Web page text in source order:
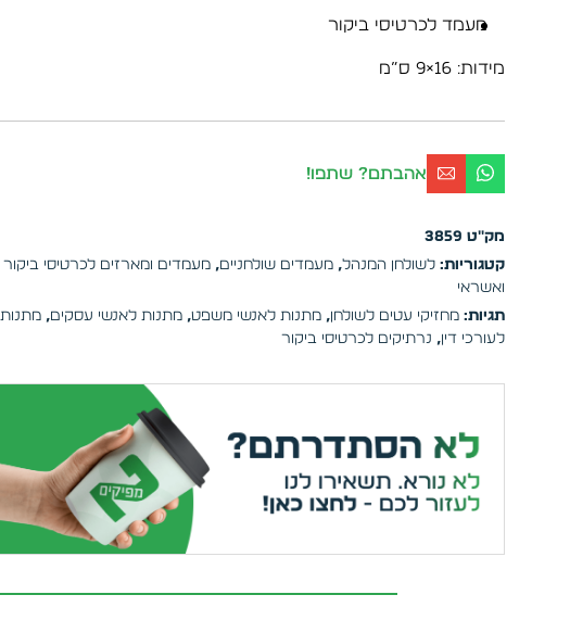
מעמד לכרטיסי ביקור
מידות: 16×9 ס”מ
אהבתם? שתפו!
מק"ט 3859
קטגוריות: לשולחן המנהל,מעמדים שולחניים,מעמדים ומארזים לכרטיסי ביקור
ואשראי
תגיות: מחזיקי עטים לשולחן,מתנות לאנשי משפט,מתנות לאנשי עסקים,מתנות
לעורכי דין, נרתיקים לכרטיסי ביקור